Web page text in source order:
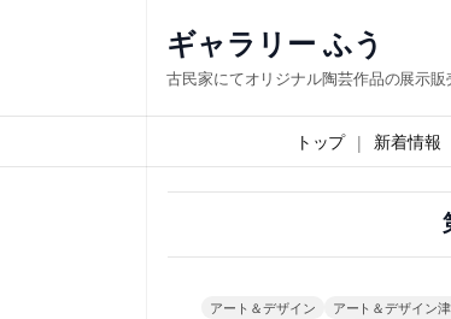
ス
キ
ギャラリー ふう
古民家にてオリジナル陶芸作品の展示販
トップ 新着情報
アート＆デザイン アート＆デザイン